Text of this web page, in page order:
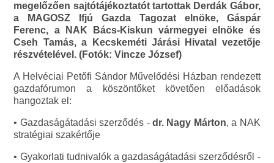
megelőzően sajtótájékoztatót tartottak Derdák Gábor,
a MAGOSZ Ifjú Gazda Tagozat elnöke, Gáspár
Ferenc, a NAK Bács-Kiskun vármegyei elnöke és
Cseh Tamás, a Kecskeméti Járási Hivatal vezetője
részvételével. (Fotók: Vincze József)
A Helvéciai Petőfi Sándor Művelődési Házban rendezett
gazdafórumon a köszöntőket követően előadások
hangoztak el:
• Gazdaságátadási szerződés - dr. Nagy Márton, a NAK
stratégiai szakértője
• Gyakorlati tudnivalók a gazdaságátadási szerződésről -